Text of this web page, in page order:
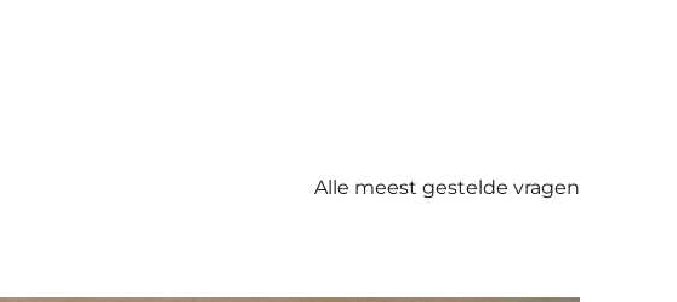
Alle meest gestelde vragen